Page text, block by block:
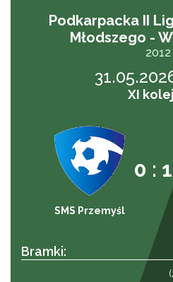
Podkarpacka II
Młodszego -
2012
XI
0 :
SMS Przemyśl
Bramki: